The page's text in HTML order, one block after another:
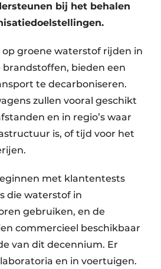
bij het behalen
groene waterstof rijden in
brandstoffen, bieden een
te decarboniseren.
zullen vooral geschikt
en in regio’s waar
is, of tijd voor het
met klantentests
die waterstof in
gebruiken, en de
commercieel beschikbaar
van dit decennium. Er
en in voertuigen.